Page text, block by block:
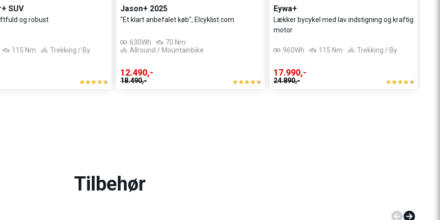
lette at forcere. Det
pr. opladning, og
for og bag, bagagebærer
gør det nemt at klikke
SUV
og robust
115 Nm Trekking / By
Jason+ 2025
"Et klart anbefalet køb", Elcyklist.com
630Wh
70 Nm
Allround / Mountainbike
12.490,-
18.490,-
Eywa+
Lækker bycykel med lav indstigning og kraftig
motor
960Wh 115 Nm Trekking / By
17.990,-
24.890,-
Tilbehør